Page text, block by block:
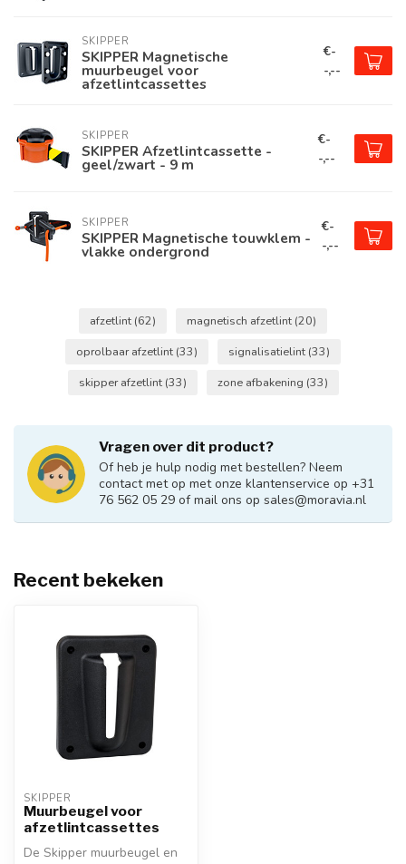
SKIPPER
SKIPPER Magnetische
muurbeugel voor
afzetlintcassettes
€-
-,--
SKIPPER
SKIPPER Afzetlintcassette -
geel/zwart - 9 m
€-
-,--
SKIPPER
SKIPPER Magnetische touwklem -
vlakke ondergrond
€-
-,--
afzetlint (62) magnetisch afzetlint (20)
oprolbaar afzetlint (33) signalisatielint (33)
skipper afzetlint (33) zone afbakening (33)
Vragen over dit product?
Of heb je hulp nodig met bestellen? Neem
contact met op met onze klantenservice op +31
76 562 05 29 of mail ons op sales@moravia.nl
Recent bekeken
SKIPPER
Muurbeugel voor
afzetlintcassettes
De Skipper muurbeugel en